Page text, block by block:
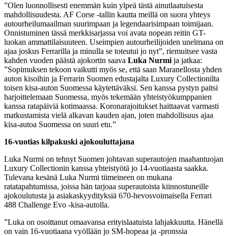
”Olen luonnollisesti enemmän kuin ylpeä tästä ainutlaatuisesta
mahdollisuudesta. AF Corse -tallin kautta meillä on suora yhteys
autourheilumaailman suurimpaan ja legendaarisimpaan toimijaan.
Onnistuminen tässä merkkisarjassa voi avata nopean reitin GT-
luokan ammattilaisuuteen. Useimpien autourheilijoiden unelmana on
ajaa joskus Ferrarilla ja minulla se toteutui jo nyt”, riemuitsee vasta
kahden vuoden päästä ajokortin saava Luka Nurmi ja jatkaa:
”Sopimuksen tekoon vaikutti myös se, että saan Maranellosta yhden
auton kisoihin ja Ferrarin Suomen edustajalta Luxury Collectionilta
toisen kisa-auton Suomessa käytettäväksi. Sen kanssa pystyn paitsi
harjoittelemaan Suomessa, myös tekemään yhteistyökumppanien
kanssa ratapäiviä kotimaassa. Koronarajoitukset haittaavat varmasti
matkustamista vielä alkavan kauden ajan, joten mahdollisuus ajaa
kisa-autoa Suomessa on suuri etu.”
16-vuotias kilpakuski ajokouluttajana
Luka Nurmi on tehnyt Suomen johtavan superautojen maahantuojan
Luxury Collectionin kanssa yhteistyötä jo 14-vuotiaasta saakka.
Tulevana kesänä Luka Nurmi tiimeineen on mukana
ratatapahtumissa, joissa hän tarjoaa superautoista kiinnostuneille
ajokoulutusta ja asiakaskyydityksiä 670-hevosvoimaisella Ferrari
488 Challenge Evo -kisa-autolla.
”Luka on osoittanut omaavansa erityislaatuista lahjakkuutta. Hänellä
on vain 16-vuotiaana vyöllään jo SM-hopeaa ja -pronssia